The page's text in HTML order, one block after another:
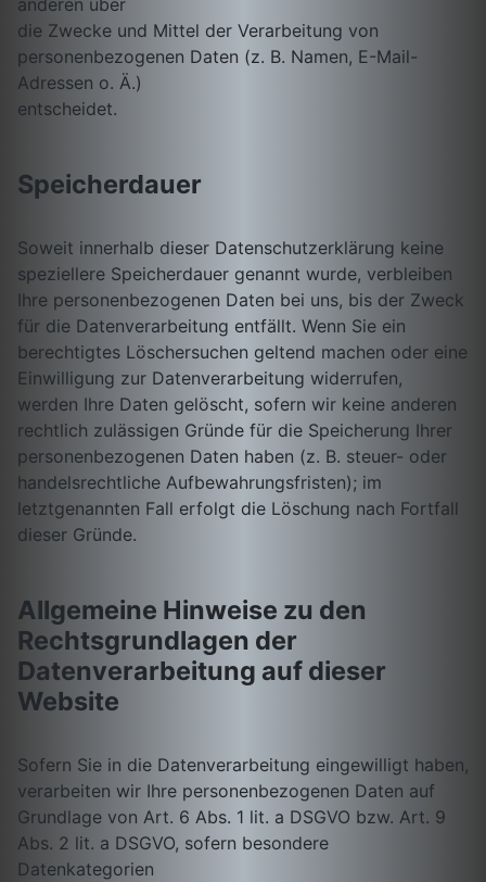
anderen über
die Zwecke und Mittel der Verarbeitung von
personenbezogenen Daten (z. B. Namen, E-Mail-
Adressen o. Ä.)
entscheidet.
Speicherdauer
Soweit innerhalb dieser Datenschutzerklärung keine
speziellere Speicherdauer genannt wurde, verbleiben
Ihre personenbezogenen Daten bei uns, bis der Zweck
für die Datenverarbeitung entfällt. Wenn Sie ein
berechtigtes Löschersuchen geltend machen oder eine
Einwilligung zur Datenverarbeitung widerrufen,
werden Ihre Daten gelöscht, sofern wir keine anderen
rechtlich zulässigen Gründe für die Speicherung Ihrer
personenbezogenen Daten haben (z. B. steuer- oder
handelsrechtliche Aufbewahrungsfristen); im
letztgenannten Fall erfolgt die Löschung nach Fortfall
dieser Gründe.
Allgemeine Hinweise zu den
Rechtsgrundlagen der
Datenverarbeitung auf dieser
Website
Sofern Sie in die Datenverarbeitung eingewilligt haben,
verarbeiten wir Ihre personenbezogenen Daten auf
Grundlage von Art. 6 Abs. 1 lit. a DSGVO bzw. Art. 9
Abs. 2 lit. a DSGVO, sofern besondere
Datenkategorien